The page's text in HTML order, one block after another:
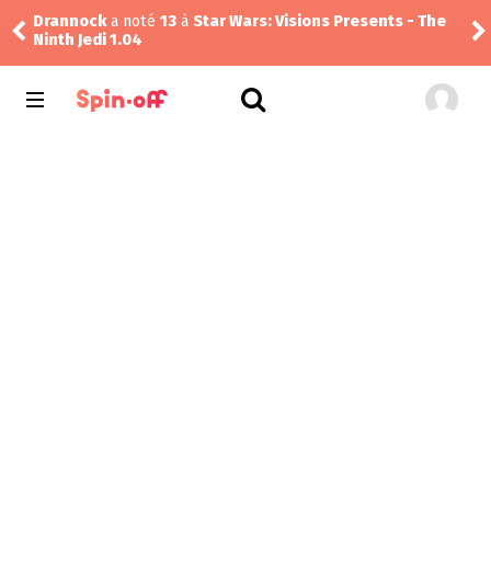
Drannocka noté 13 à Star Wars: Visions Presents - The
Ninth Jedi 1.04